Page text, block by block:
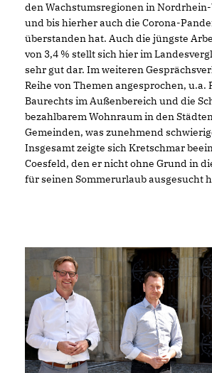
den Wachstumsregionen in
und bis hierher auch die Corona-
überstanden hat. Auch die jüngste
von 3,4 % stellt sich hier im
sehr gut dar. Im weiteren
Reihe von Themen angesprochen, u.a.
Baurechts im Außenbereich und die
bezahlbarem Wohnraum in den
Gemeinden, was zunehmend
Insgesamt zeigte sich Kretschmar
Coesfeld, den er nicht ohne Grund in
für seinen Sommerurlaub ausgesucht